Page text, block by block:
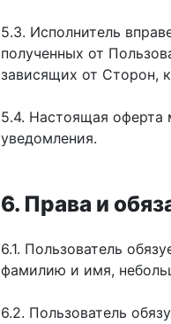
5.3. Исполнитель
полученных от
зависящих от Сторон,
5.4. Настоящая оферта
уведомления.
6. Права и
6.1. Пользователь
фамилию и имя,
6.2. Пользователь